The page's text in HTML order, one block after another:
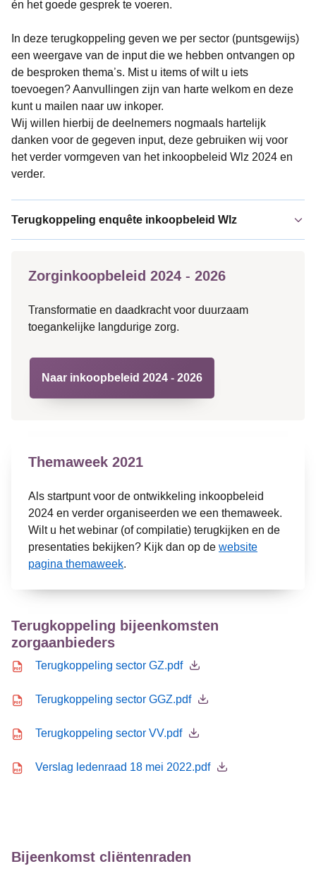
én het goede gesprek te voeren.
In deze terugkoppeling geven we per sector (puntsgewijs)
een weergave van de input die we hebben ontvangen op
de besproken thema’s. Mist u items of wilt u iets
toevoegen? Aanvullingen zijn van harte welkom en deze
kunt u mailen naar uw inkoper.
Wij willen hierbij de deelnemers nogmaals hartelijk
danken voor de gegeven input, deze gebruiken wij voor
het verder vormgeven van het inkoopbeleid Wlz 2024 en
verder.
Terugkoppeling enquête inkoopbeleid Wlz
Zorginkoopbeleid 2024 - 2026
Transformatie en daadkracht voor duurzaam
toegankelijke langdurige zorg.
Naar inkoopbeleid 2024 - 2026
Themaweek 2021
Als startpunt voor de ontwikkeling inkoopbeleid
2024 en verder organiseerden we een themaweek.
Wilt u het webinar (of compilatie) terugkijken en de
presentaties bekijken? Kijk dan op dewebsite
pagina themaweek.
Terugkoppeling bijeenkomsten
zorgaanbieders
Icon file type-pdfTerugkoppeling sector GZ.pdf
Icon file type-pdfTerugkoppeling sector GGZ.pdf
Icon file type-pdfTerugkoppeling sector VV.pdf
Icon file type-pdfVerslag ledenraad 18 mei 2022.pdf
Bijeenkomst cliëntenraden